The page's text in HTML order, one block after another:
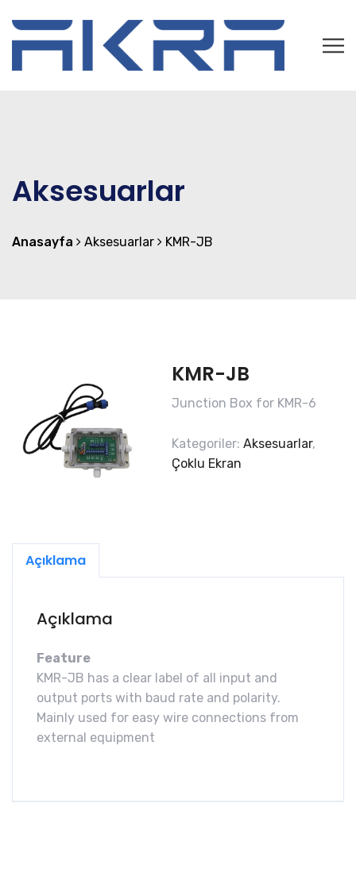
Aksesuarlar
Anasayfa Aksesuarlar KMR-JB
KMR-JB
Junction Box for KMR-6
Kategoriler: Aksesuarlar,
Çoklu Ekran
Açıklama
Açıklama
Feature
KMR-JB has a clear label of all input and
output ports with baud rate and polarity.
Mainly used for easy wire connections from
external equipment